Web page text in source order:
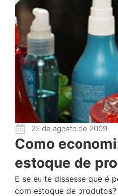
25 de agosto de 2009
Como
estoque de
E se eu te dissesse que é
com estoque de produtos?